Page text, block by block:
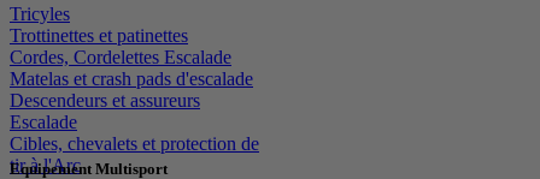
Tricyles
Trottinettes et patinettes
Cordes, Cordelettes Escalade
Matelas et crash pads d'escalade
Descendeurs et assureurs
Escalade
Cibles, chevalets et protection de
tir à l'Arc
Equipement Multisport